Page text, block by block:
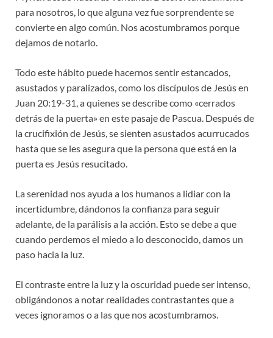
para nosotros, lo que alguna vez fue sorprendente se
convierte en algo común. Nos acostumbramos porque
dejamos de notarlo.
Todo este hábito puede hacernos sentir estancados,
asustados y paralizados, como los discípulos de Jesús en
Juan 20:19-31, a quienes se describe como «cerrados
detrás de la puerta» en este pasaje de Pascua. Después de
la crucifixión de Jesús, se sienten asustados acurrucados
hasta que se les asegura que la persona que está en la
puerta es Jesús resucitado.
La serenidad nos ayuda a los humanos a lidiar con la
incertidumbre, dándonos la confianza para seguir
adelante, de la parálisis a la acción. Esto se debe a que
cuando perdemos el miedo a lo desconocido, damos un
paso hacia la luz.
El contraste entre la luz y la oscuridad puede ser intenso,
obligándonos a notar realidades contrastantes que a
veces ignoramos o a las que nos acostumbramos.